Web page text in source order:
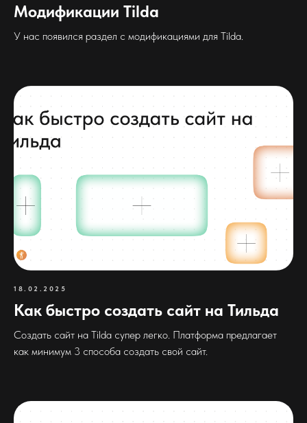
Модификации Tilda
У нас появился раздел с модификациями для Tilda.
18.02.2025
Как быстро создать сайт на Тильда
Создать сайт на Tilda супер легко. Платформа предлагает
как минимум 3 способа создать свой сайт.